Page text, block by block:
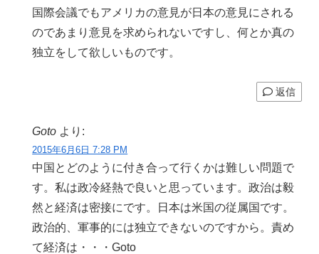
国際会議でもアメリカの意見が日本の意見にされる
のであまり意見を求められないですし、何とか真の
独立をして欲しいものです。
返信
Goto より:
2015年6月6日 7:28 PM
中国とどのように付き合って行くかは難しい問題で
す。私は政冷経熱で良いと思っています。政治は毅
然と経済は密接にです。日本は米国の従属国です。
政治的、軍事的には独立できないのですから。責め
て経済は・・・Goto